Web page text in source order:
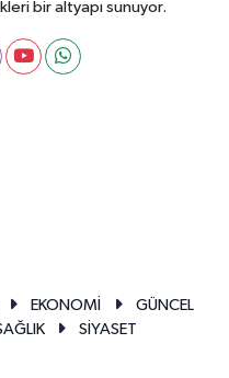
bir altyapı sunuyor.
EKONOMİ
GÜNCEL
SİYASET